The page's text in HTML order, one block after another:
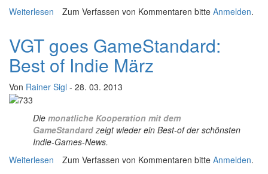
Weiterlesen über Glanz und Elend des Mobile Gamings
Zum Verfassen von Kommentaren bitte Anmelden.
VGT goes GameStandard:
Best of Indie März
Von Rainer Sigl - 28. 03. 2013
Die monatliche Kooperation mit dem
GameStandard zeigt wieder ein Best-of der schönsten
Indie-Games-News.
Weiterlesen über VGT goes GameStandard: Best of Indie März
Zum Verfassen von Kommentaren bitte Anmelden.